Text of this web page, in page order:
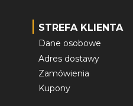
STREFA KLIENTA
Dane osobowe
Adres dostawy
Zamówienia
Kupony